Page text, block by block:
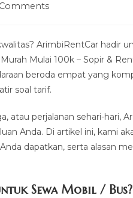
ArimbiRentCar hadir
Mulai 100k – Sopir &
beroda empat yang
soal tarif.
atau perjalanan sehari-hari,
Anda. Di artikel ini, kami
dapatkan, serta alasan
Sewa Mobil / Bus?